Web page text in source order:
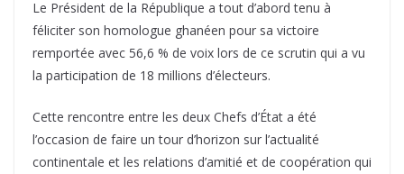
Le Président de la République a tout d’abord tenu à
féliciter son homologue ghanéen pour sa victoire
remportée avec 56,6 % de voix lors de ce scrutin qui a vu
la participation de 18 millions d’électeurs.
Cette rencontre entre les deux Chefs d’État a été
l’occasion de faire un tour d’horizon sur l’actualité
continentale et les relations d’amitié et de coopération qui